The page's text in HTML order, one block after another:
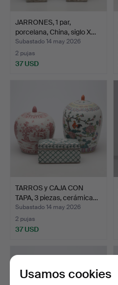
JARRONES, 1 par,
porcelana, China, siglo X…
Subastado 14 may 2026
2 pujas
37 USD
TARROS y CAJA CON
TAPA, 3 piezas, cerámica…
Subastado 14 may 2026
2 pujas
37 USD
Usamos cookies